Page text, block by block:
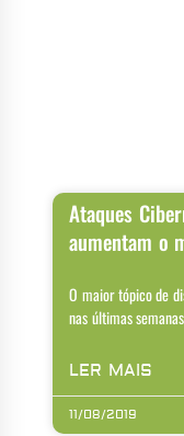
Ataques
aumentam o
O maior tópico de
nas últimas
LER MAIS
11/08/2019